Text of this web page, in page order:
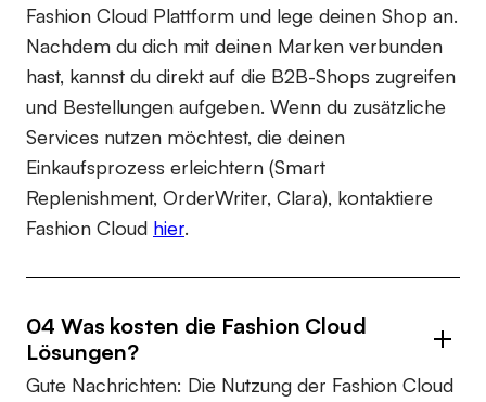
Fashion Cloud Plattform und lege deinen Shop an.
Nachdem du dich mit deinen Marken verbunden
hast, kannst du direkt auf die B2B-Shops zugreifen
und Bestellungen aufgeben. Wenn du zusätzliche
Services nutzen möchtest, die deinen
Einkaufsprozess erleichtern (Smart
Replenishment, OrderWriter, Clara), kontaktiere
Fashion Cloud hier.
04 Was kosten die Fashion Cloud
Lösungen?
Gute Nachrichten: Die Nutzung der Fashion Cloud